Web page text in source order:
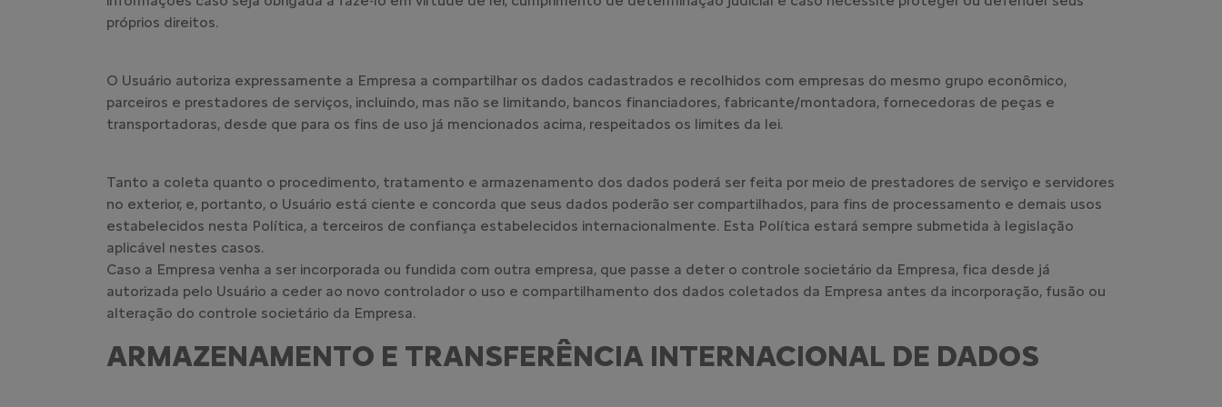
próprios direitos.
O Usuário autoriza expressamente a Empresa a compartilhar os dados cadastrados e recolhidos com empresas do mesmo grupo econômico,
parceiros e prestadores de serviços, incluindo, mas não se limitando, bancos financiadores, fabricante/montadora, fornecedoras de peças e
transportadoras, desde que para os fins de uso já mencionados acima, respeitados os limites da lei.
Tanto a coleta quanto o procedimento, tratamento e armazenamento dos dados poderá ser feita por meio de prestadores de serviço e servidores
no exterior, e, portanto, o Usuário está ciente e concorda que seus dados poderão ser compartilhados, para fins de processamento e demais usos
estabelecidos nesta Política, a terceiros de confiança estabelecidos internacionalmente. Esta Política estará sempre submetida à legislação
aplicável nestes casos.
Caso a Empresa venha a ser incorporada ou fundida com outra empresa, que passe a deter o controle societário da Empresa, fica desde já
autorizada pelo Usuário a ceder ao novo controlador o uso e compartilhamento dos dados coletados da Empresa antes da incorporação, fusão ou
alteração do controle societário da Empresa.
ARMAZENAMENTO E TRANSFERÊNCIA INTERNACIONAL DE DADOS